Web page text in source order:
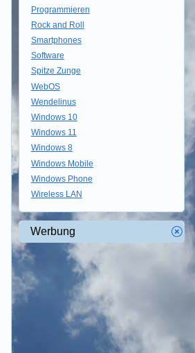
Programmieren
Rock and Roll
Smartphones
Software
Spitze Zunge
WebOS
Wendelinus
Windows 10
Windows 11
Windows 8
Windows Mobile
Windows Phone
Wireless LAN
Werbung